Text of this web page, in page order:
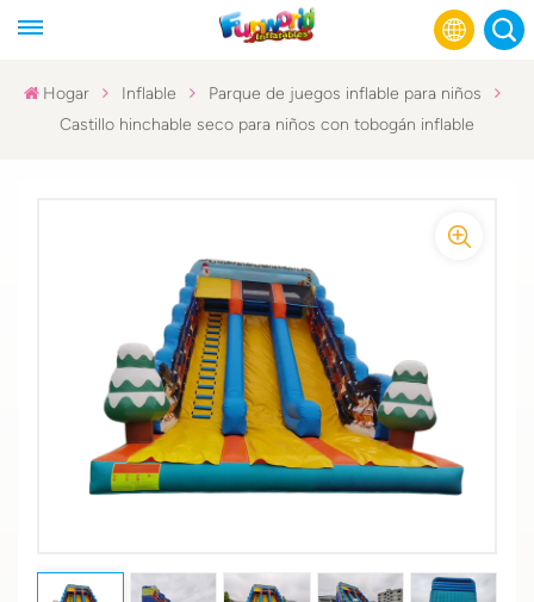
Español
عربي
Hogar Inflable
Parque de juegos inflable para niños
Castillo hinchable seco para niños con tobogán inflable